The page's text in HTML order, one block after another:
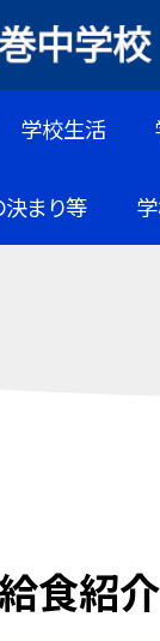
学校生活
まり等
給食紹介